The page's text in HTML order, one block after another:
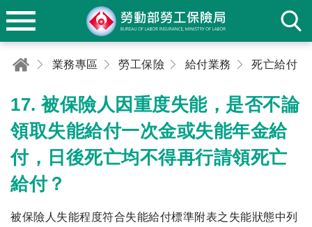
業務專區 勞工保險 給付業務 死亡給付
17. 被保險人因重度失能，是否不論
領取失能給付一次金或失能年金給
付，日後死亡均不得再行請領死亡
給付？
被保險人失能程度符合失能給付標準附表之失能狀態中列